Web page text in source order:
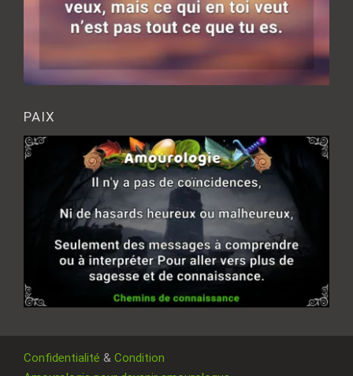
PAIX
Confidentialité & Condition